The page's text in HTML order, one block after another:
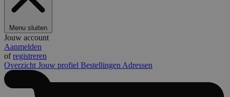
Menu sluiten
Jouw account
Aanmelden
ofregistreren
Overzicht Jouw profiel Bestellingen Adressen